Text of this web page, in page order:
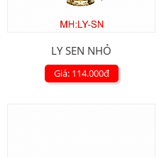
LY SEN NHỎ
Giá: 114.000đ